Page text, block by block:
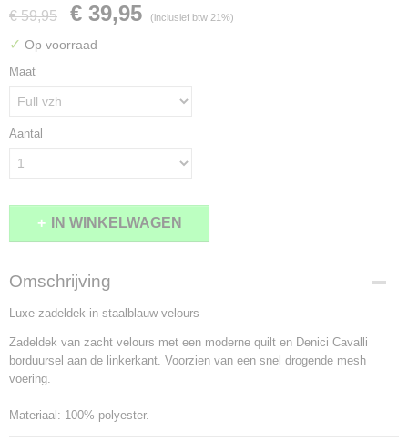
€ 59,95 € 39,95 (inclusief btw 21%)
✓ Op voorraad
Maat
Aantal
IN WINKELWAGEN
Omschrijving
Luxe zadeldek in staalblauw velours
Zadeldek van zacht velours met een moderne quilt en Denici Cavalli
borduursel aan de linkerkant. Voorzien van een snel drogende mesh
voering.
Materiaal: 100% polyester.